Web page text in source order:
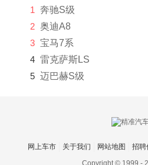
1 奔驰S级
2 奥迪A8
3 宝马7系
4 雷克萨斯LS
5 迈巴赫S级
网上车市 关于我们 网站地图 招聘
Copyright © 1999 -